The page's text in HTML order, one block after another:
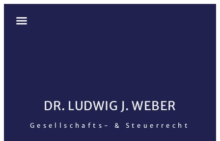
DR. LUDWIG J. WEBER
Gesellschafts- & Steuerrecht